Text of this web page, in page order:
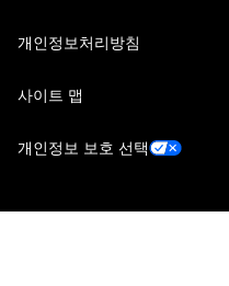
개인정보처리방침
사이트 맵
개인정보 보호 선택